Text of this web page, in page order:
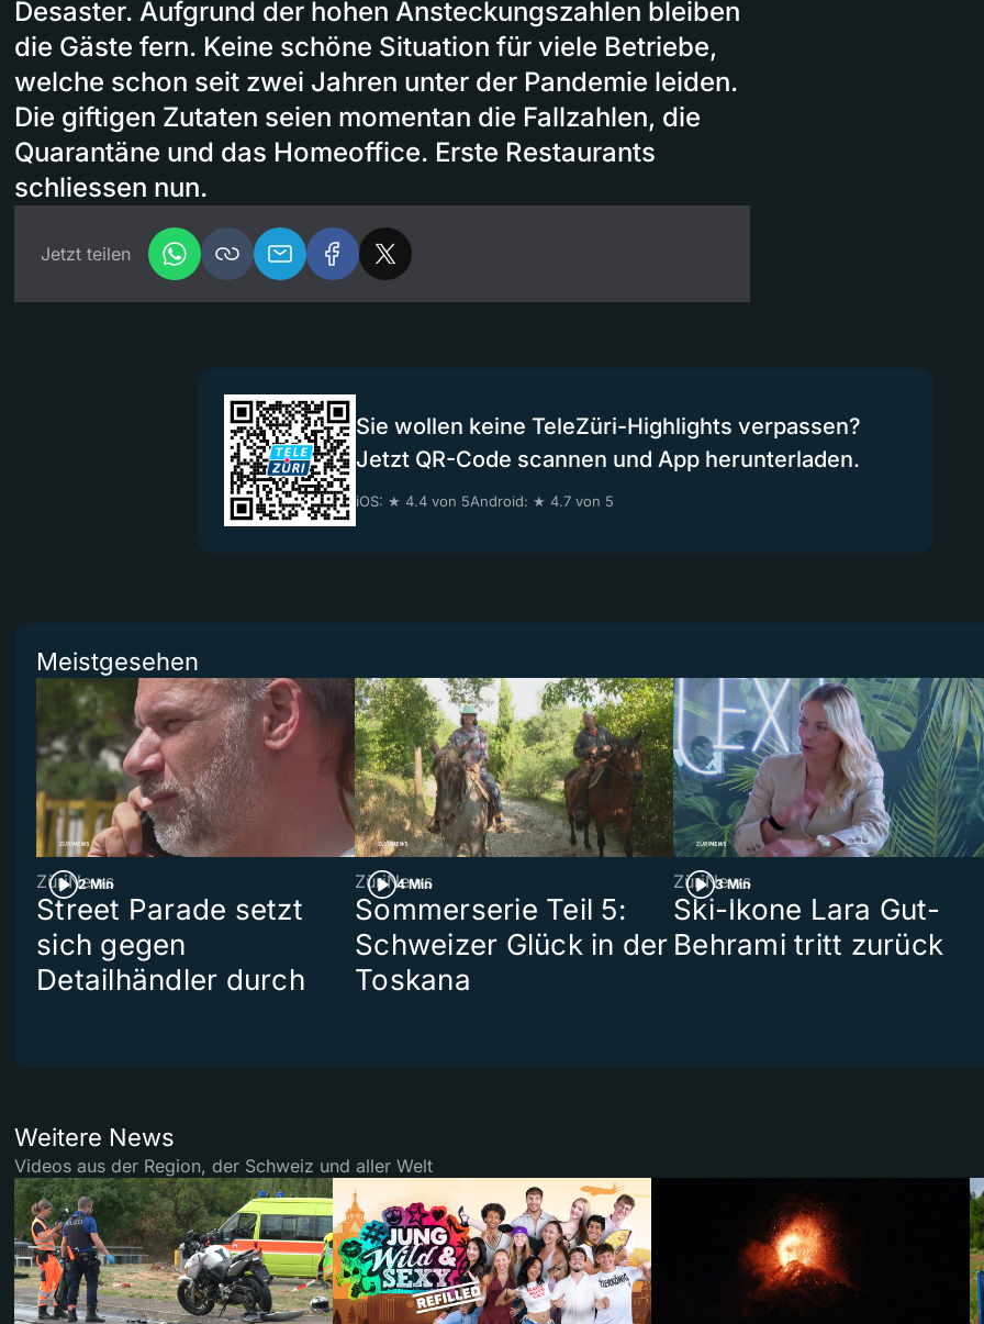
Desaster. Aufgrund der hohen Ansteckungszahlen bleiben
die Gäste fern. Keine schöne Situation für viele Betriebe,
welche schon seit zwei Jahren unter der Pandemie leiden.
Die giftigen Zutaten seien momentan die Fallzahlen, die
Quarantäne und das Homeoffice. Erste Restaurants
schliessen nun.
Jetzt teilen
Sie wollen keine TeleZüri-Highlights verpassen?
Jetzt QR-Code scannen und App herunterladen.
iOS: ★ 4.4 von 5Android: ★ 4.7 von 5
Meistgesehen
2 Min
ZüriNews
Street Parade setzt
sich gegen
Detailhändler durch
4 Min
ZüriNews
Sommerserie Teil 5:
Schweizer Glück in der
Toskana
3 Min
ZüriNews
Ski-Ikone Lara Gut-
Behrami tritt zurück
Weitere News
Videos aus der Region, der Schweiz und aller Welt